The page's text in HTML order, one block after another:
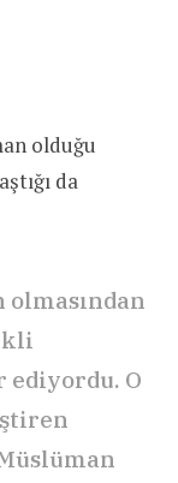
olduğu
da
olmasından
ediyordu. O